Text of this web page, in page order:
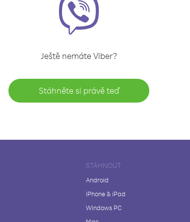
Ještě nemáte Viber?
Stáhněte si právě teď
STÁHNOUT
Android
iPhone & iPad
Windows PC